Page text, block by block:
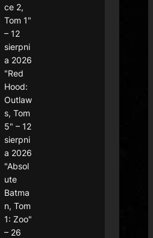
ce 2,
Tom 1"
– 12
sierpni
a 2026
"Red
Hood:
Outlaw
s, Tom
5" – 12
sierpni
a 2026
"Absol
ute
Batma
n, Tom
1: Zoo"
– 26